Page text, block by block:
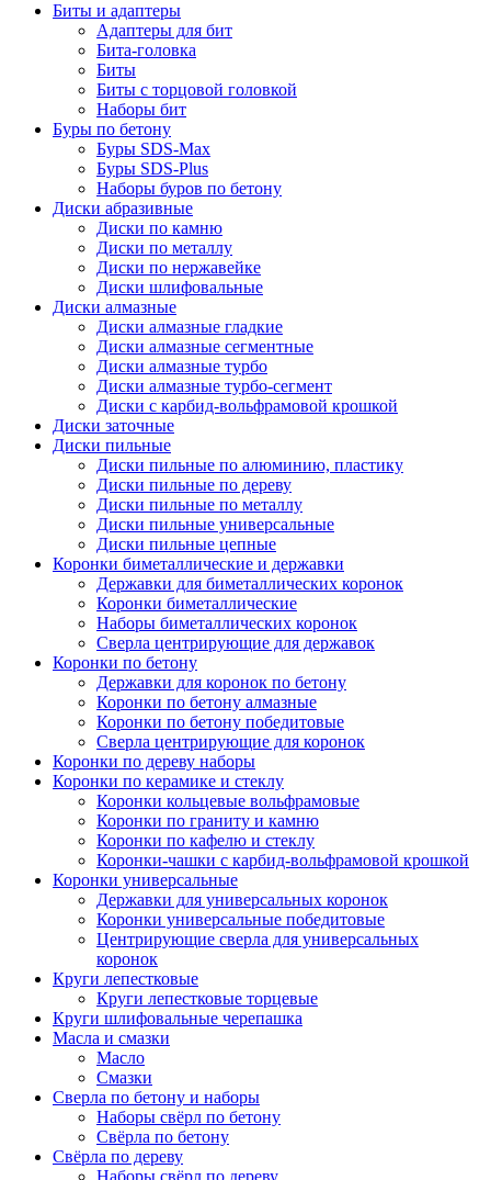
Биты и адаптеры
Адаптеры для бит
Бита-головка
Биты
Биты с торцовой головкой
Наборы бит
Буры по бетону
Буры SDS-Max
Буры SDS-Plus
Наборы буров по бетону
Диски абразивные
Диски по камню
Диски по металлу
Диски по нержавейке
Диски шлифовальные
Диски алмазные
Диски алмазные гладкие
Диски алмазные сегментные
Диски алмазные турбо
Диски алмазные турбо-сегмент
Диски с карбид-вольфрамовой крошкой
Диски заточные
Диски пильные
Диски пильные по алюминию, пластику
Диски пильные по дереву
Диски пильные по металлу
Диски пильные универсальные
Диски пильные цепные
Коронки биметаллические и державки
Державки для биметаллических коронок
Коронки биметаллические
Наборы биметаллических коронок
Сверла центрирующие для державок
Коронки по бетону
Державки для коронок по бетону
Коронки по бетону алмазные
Коронки по бетону победитовые
Сверла центрирующие для коронок
Коронки по дереву наборы
Коронки по керамике и стеклу
Коронки кольцевые вольфрамовые
Коронки по граниту и камню
Коронки по кафелю и стеклу
Коронки-чашки с карбид-вольфрамовой крошкой
Коронки универсальные
Державки для универсальных коронок
Коронки универсальные победитовые
Центрирующие сверла для универсальных
коронок
Круги лепестковые
Круги лепестковые торцевые
Круги шлифовальные черепашка
Масла и смазки
Масло
Смазки
Сверла по бетону и наборы
Наборы свёрл по бетону
Свёрла по бетону
Свёрла по дереву
Наборы свёрл по дереву